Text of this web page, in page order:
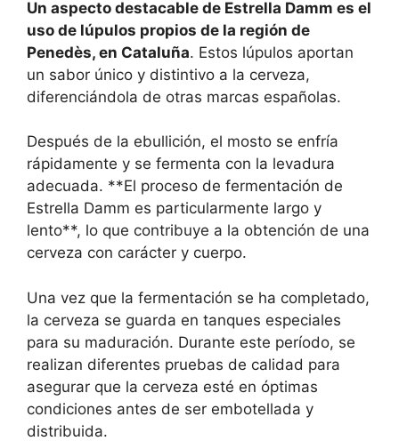
Un aspecto destacable de Estrella Damm es el
uso de lúpulos propios de la región de
Penedès, en Cataluña. Estos lúpulos aportan
un sabor único y distintivo a la cerveza,
diferenciándola de otras marcas españolas.
Después de la ebullición, el mosto se enfría
rápidamente y se fermenta con la levadura
adecuada. **El proceso de fermentación de
Estrella Damm es particularmente largo y
lento**, lo que contribuye a la obtención de una
cerveza con carácter y cuerpo.
Una vez que la fermentación se ha completado,
la cerveza se guarda en tanques especiales
para su maduración. Durante este período, se
realizan diferentes pruebas de calidad para
asegurar que la cerveza esté en óptimas
condiciones antes de ser embotellada y
distribuida.